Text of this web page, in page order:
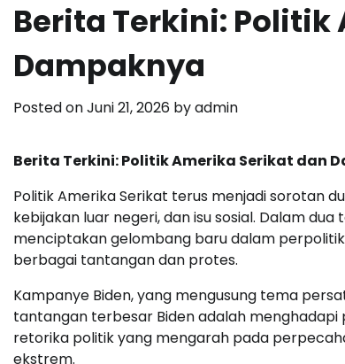
Berita Terkini:
Dampaknya
Posted onJuni 21, 2026 byadmin
Berita Terkini: Politik Amerika Serikat dan
Politik Amerika Serikat terus menjadi sorotan
kebijakan luar negeri, dan isu sosial. Dalam
menciptakan gelombang baru dalam
berbagai tantangan dan protes.
Kampanye Biden, yang mengusung tema
tantangan terbesar Biden adalah
retorika politik yang mengarah pada
ekstrem.